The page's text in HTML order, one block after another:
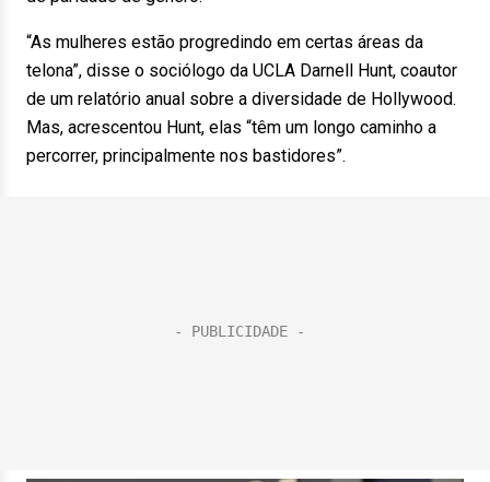
“As mulheres estão progredindo em certas áreas da
telona”, disse o sociólogo da UCLA Darnell Hunt, coautor
de um relatório anual sobre a diversidade de Hollywood.
Mas, acrescentou Hunt, elas “têm um longo caminho a
percorrer, principalmente nos bastidores”.